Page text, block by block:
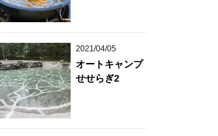
2021/04/05
オートキャンプ
せせらぎ2